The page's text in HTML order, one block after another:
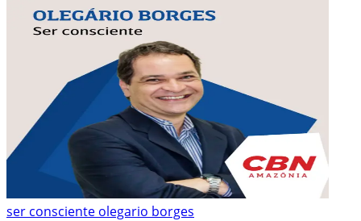
ser consciente olegario borges